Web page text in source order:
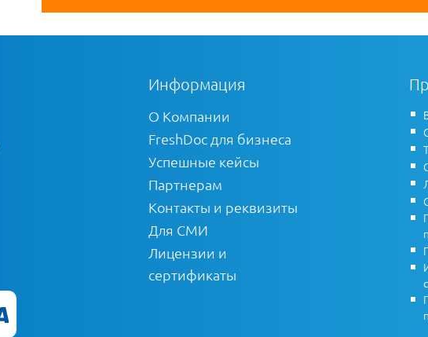
Информация
О Компании
FreshDoc для бизнеса
Успешные кейсы
Партнерам
Контакты и реквизиты
Для СМИ
Лицензии и
сертификаты